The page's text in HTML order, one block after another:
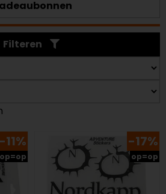
Filteren
-11%
op=op
-17%
op=op